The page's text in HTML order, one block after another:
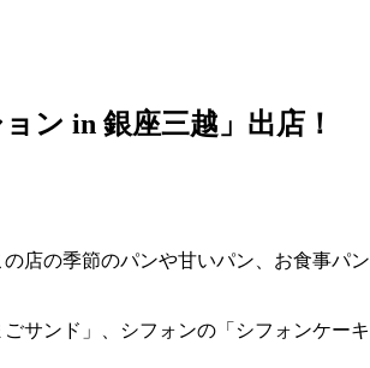
ン in 銀座三越」出店！
店の季節のパンや甘いパン、お食事
サンド」、シフォンの「シフォンケー